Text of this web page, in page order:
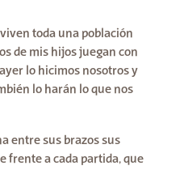
toda una población
de mis hijos juegan con
lo hicimos nosotros y
lo harán lo que nos
entre sus brazos sus
frente a cada partida, que